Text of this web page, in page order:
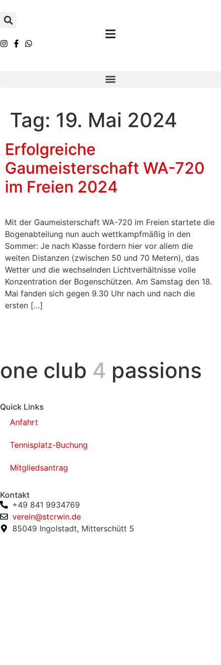
Tag: 19. Mai 2024
Erfolgreiche
Gaumeisterschaft WA-720
im Freien 2024
Mit der Gaumeisterschaft WA-720 im Freien startete die
Bogenabteilung nun auch wettkampfmäßig in den
Sommer: Je nach Klasse fordern hier vor allem die
weiten Distanzen (zwischen 50 und 70 Metern), das
Wetter und die wechselnden Lichtverhältnisse volle
Konzentration der Bogenschützen. Am Samstag den 18.
Mai fanden sich gegen 9.30 Uhr nach und nach die
ersten […]
one club 4 passions
Quick Links
Anfahrt
Tennisplatz-Buchung
Mitgliedsantrag
Kontakt
+49 841 9934769
verein@stcrwin.de
85049 Ingolstadt, Mitterschütt 5